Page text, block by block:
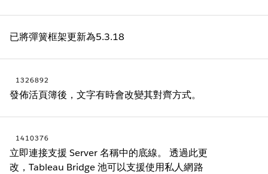
已將彈簧框架更新為5.3.18
1326892
發佈活頁簿後，文字有時會改變其對齊方式。
1410376
立即連接支援 Server 名稱中的底線。 透過此更
改，Tableau Bridge 池可以支援使用私人網路